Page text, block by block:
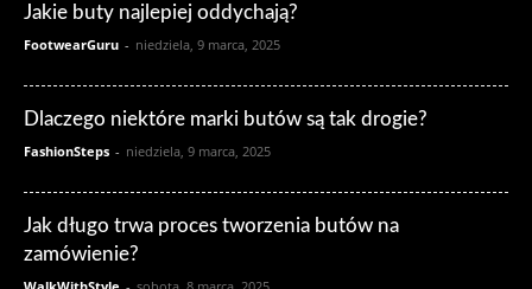
Jakie buty najlepiej oddychają?
FootwearGuru - niedziela, 9 marca, 2025
Dlaczego niektóre marki butów są tak drogie?
FashionSteps - niedziela, 9 marca, 2025
Jak długo trwa proces tworzenia butów na
zamówienie?